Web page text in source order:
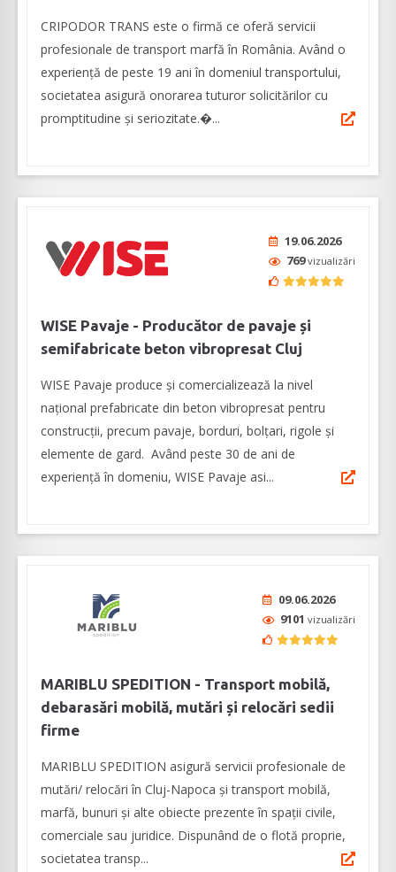
CRIPODOR TRANS este o firmă ce oferă servicii
profesionale de transport marfă în România. Având o
experiență de peste 19 ani în domeniul transportului,
societatea asigură onorarea tuturor solicitărilor cu
promptitudine și seriozitate.�...
19.06.2026
769vizualizări
WISE Pavaje - Producător de pavaje și
semifabricate beton vibropresat Cluj
WISE Pavaje produce și comercializează la nivel
național prefabricate din beton vibropresat pentru
construcții, precum pavaje, borduri, bolțari, rigole și
elemente de gard. Având peste 30 de ani de
experiență în domeniu, WISE Pavaje asi...
09.06.2026
9101 vizualizări
MARIBLU SPEDITION - Transport mobilă,
debarasări mobilă, mutări și relocări sedii
firme
MARIBLU SPEDITION asigură servicii profesionale de
mutări/ relocări în Cluj-Napoca şi transport mobilă,
marfă, bunuri și alte obiecte prezente în spații civile,
comerciale sau juridice. Dispunând de o flotă proprie,
societatea transp...